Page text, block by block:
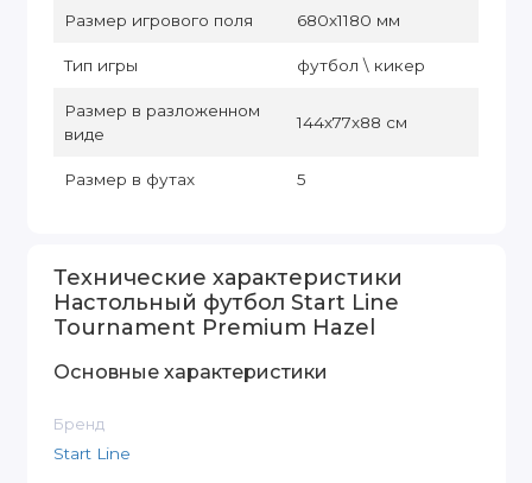
Размер игрового поля 680х1180 мм
Тип игры футбол \ кикер
Размер в разложенном
виде
144х77х88 см
Размер в футах 5
Технические характеристики
Настольный футбол Start Line
Tournament Premium Hazel
Основные характеристики
Бренд
Start Line